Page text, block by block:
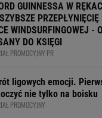
GUINNESSA W
WINDSURFINGOWEJ -
DO KSIĘGI
PROMOCYJNY PR
ligowych emocji.
nie tylko na boisku
PROMOCYJNY